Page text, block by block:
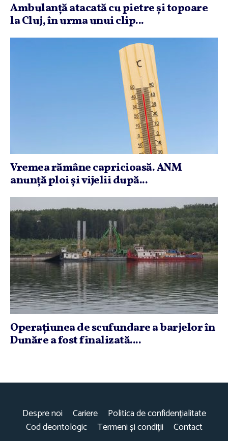
Ambulanţă atacată cu pietre şi topoare
la Cluj, în urma unui clip...
Vremea rămâne capricioasă. ANM
anunţă ploi şi vijelii după...
Operaţiunea de scufundare a barjelor în
Dunăre a fost finalizată....
Despre noi Cariere
Politica de confidențialitate
Cod deontologic
Termeni și condiții Contact